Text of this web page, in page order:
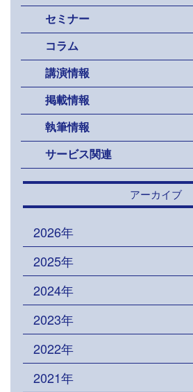
セミナー
コラム
講演情報
掲載情報
執筆情報
サービス関連
アーカイブ
2026年
2025年
2024年
2023年
2022年
2021年